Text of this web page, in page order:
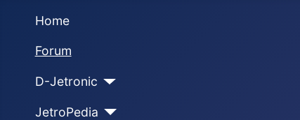
Home
Forum
D-Jetronic
JetroPedia